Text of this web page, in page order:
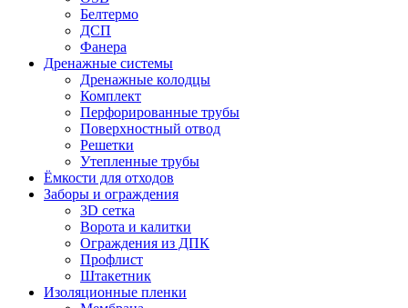
Белтермо
ДСП
Фанера
Дренажные системы
Дренажные колодцы
Комплект
Перфорированные трубы
Поверхностный отвод
Решетки
Утепленные трубы
Ёмкости для отходов
Заборы и ограждения
3D сетка
Ворота и калитки
Ограждения из ДПК
Профлист
Штакетник
Изоляционные пленки